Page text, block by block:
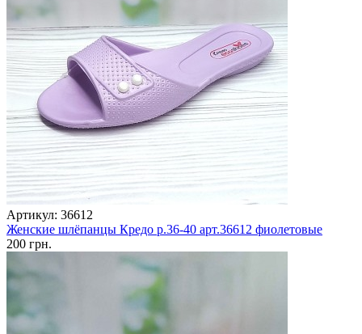
Артикул: 36612
Женские шлёпанцы Кредо р.36-40 арт.36612 фиолетовые
200 грн.